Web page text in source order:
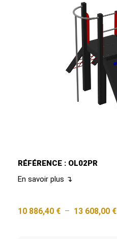
RÉFÉRENCE : OL02PR
En savoir plus ↴
10 886,40 € – 13 608,00 €